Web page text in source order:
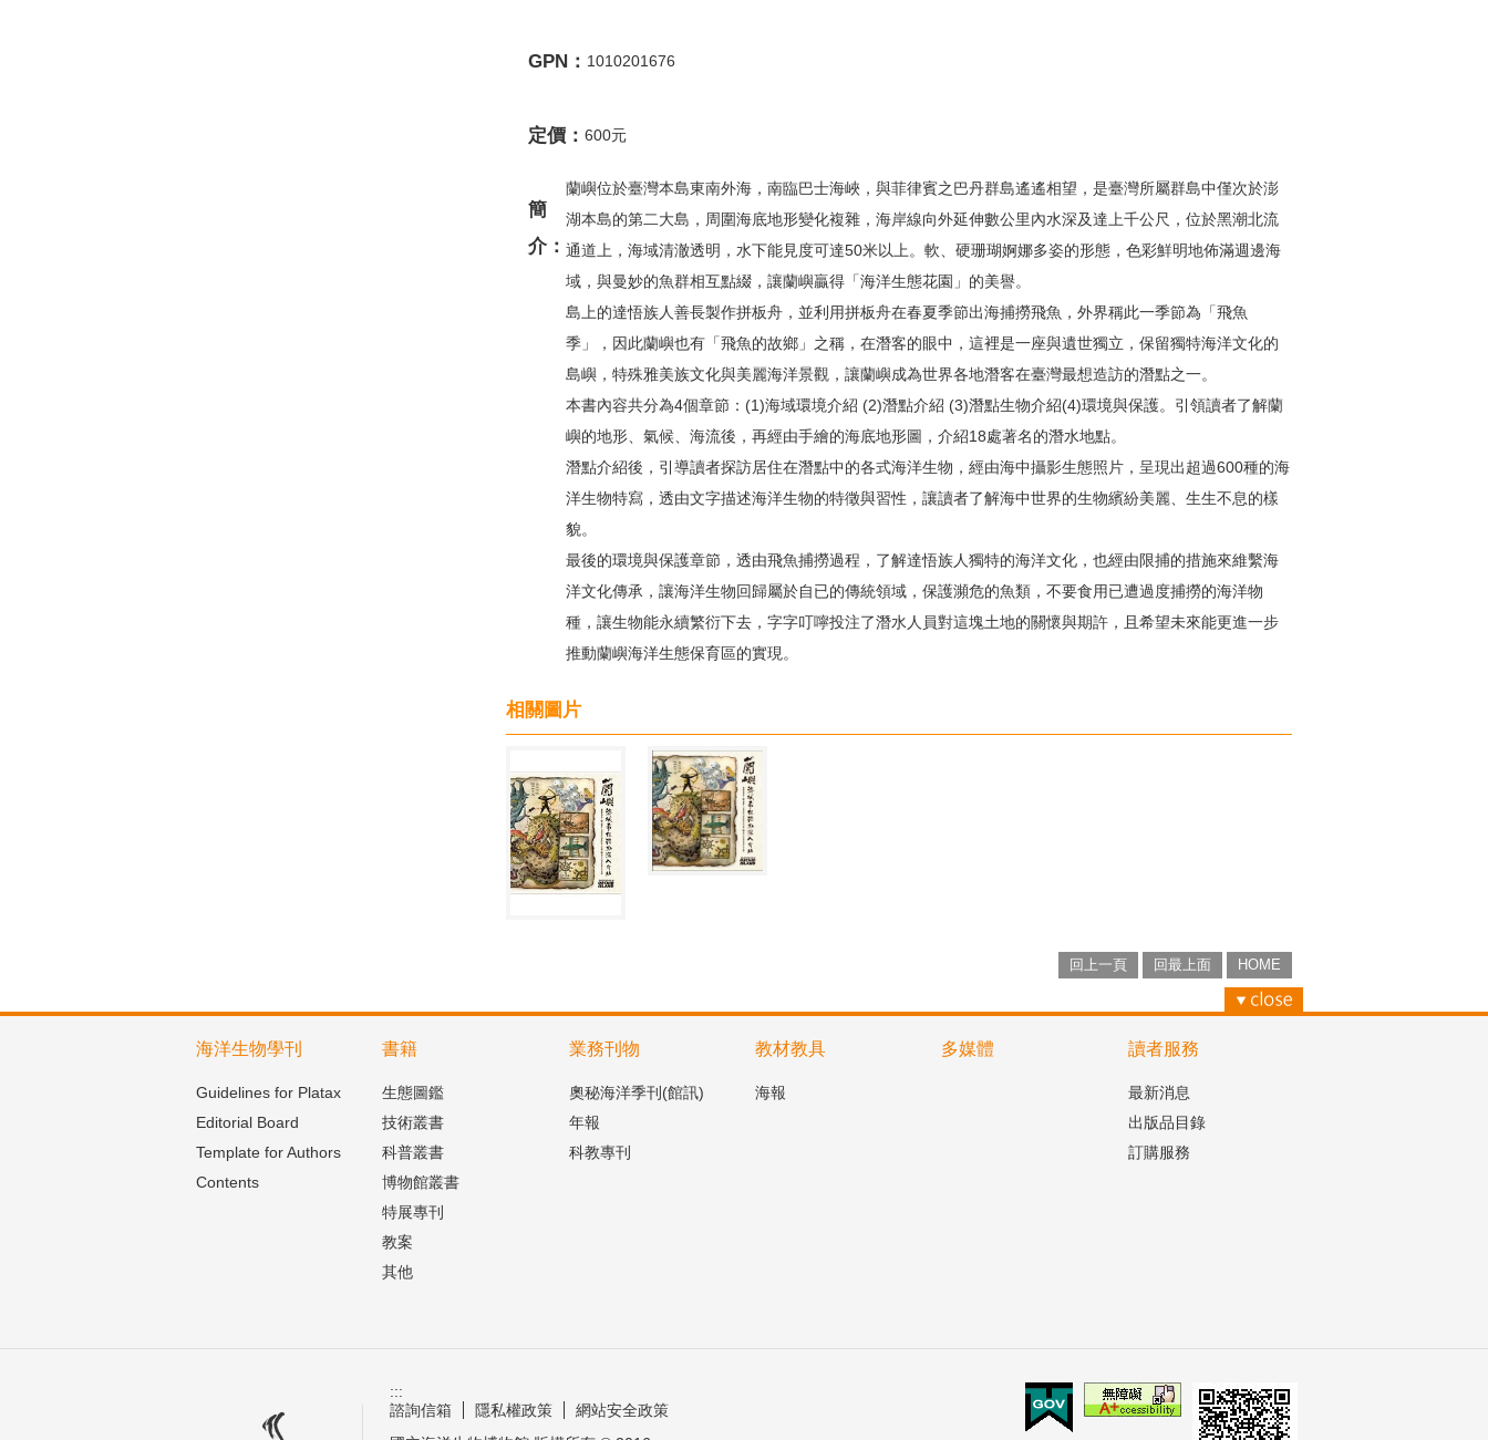
GPN： 1010201676
定價： 600元
簡
介：
蘭嶼位於臺灣本島東南外海，南臨巴士海峽，與菲律賓之巴丹群島遙遙相望，是臺灣所屬群島中僅次於澎
湖本島的第二大島，周圍海底地形變化複雜，海岸線向外延伸數公里內水深及達上千公尺，位於黑潮北流
通道上，海域清澈透明，水下能見度可達50米以上。軟、硬珊瑚婀娜多姿的形態，色彩鮮明地佈滿週邊海
域，與曼妙的魚群相互點綴，讓蘭嶼贏得「海洋生態花園」的美譽。
島上的達悟族人善長製作拼板舟，並利用拼板舟在春夏季節出海捕撈飛魚，外界稱此一季節為「飛魚
季」，因此蘭嶼也有「飛魚的故鄉」之稱，在潛客的眼中，這裡是一座與遺世獨立，保留獨特海洋文化的
島嶼，特殊雅美族文化與美麗海洋景觀，讓蘭嶼成為世界各地潛客在臺灣最想造訪的潛點之一。
本書內容共分為4個章節：(1)海域環境介紹 (2)潛點介紹 (3)潛點生物介紹(4)環境與保護。引領讀者了解蘭
嶼的地形、氣候、海流後，再經由手繪的海底地形圖，介紹18處著名的潛水地點。
潛點介紹後，引導讀者探訪居住在潛點中的各式海洋生物，經由海中攝影生態照片，呈現出超過600種的海
洋生物特寫，透由文字描述海洋生物的特徵與習性，讓讀者了解海中世界的生物繽紛美麗、生生不息的樣
貌。
最後的環境與保護章節，透由飛魚捕撈過程，了解達悟族人獨特的海洋文化，也經由限捕的措施來維繫海
洋文化傳承，讓海洋生物回歸屬於自已的傳統領域，保護瀕危的魚類，不要食用已遭過度捕撈的海洋物
種，讓生物能永續繁衍下去，字字叮嚀投注了潛水人員對這塊土地的關懷與期許，且希望未來能更進一步
推動蘭嶼海洋生態保育區的實現。
相關圖片
回上一頁 回最上面 HOME
海洋生物學刊
Guidelines for Platax
Editorial Board
Template for Authors
Contents
書籍
生態圖鑑
技術叢書
科普叢書
博物館叢書
特展專刊
教案
其他
業務刊物
奧秘海洋季刊(館訊)
年報
科教專刊
教材教具
海報
多媒體 讀者服務
最新消息
出版品目錄
訂購服務
:::
諮詢信箱
隱私權政策
網站安全政策